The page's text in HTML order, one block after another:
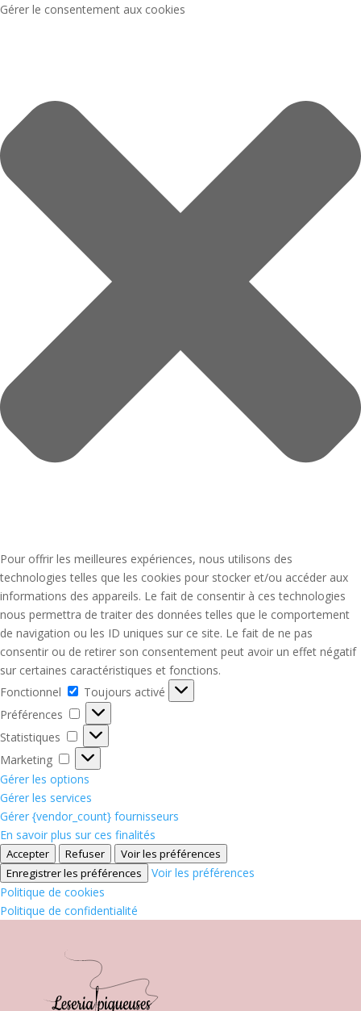
Gérer le consentement aux cookies
Pour offrir les meilleures expériences, nous utilisons des
technologies telles que les cookies pour stocker et/ou accéder aux
informations des appareils. Le fait de consentir à ces technologies
nous permettra de traiter des données telles que le comportement
de navigation ou les ID uniques sur ce site. Le fait de ne pas
consentir ou de retirer son consentement peut avoir un effet négatif
sur certaines caractéristiques et fonctions.
Fonctionnel
Fonctionnel
Toujours activé
Préférences
Préférences
Statistiques
Statistiques
Marketing
Marketing
Gérer les options
Gérer les services
Gérer {vendor_count} fournisseurs
En savoir plus sur ces finalités
Accepter Refuser
Voir les préférences
Enregistrer les préférences
Voir les préférences
Politique de cookies
Politique de confidentialité